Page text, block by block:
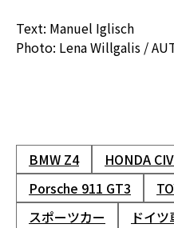
Text: Manuel Iglisch
Photo: Lena Willgalis /
BMW Z4 HONDA
Porsche 911 GT3
スポーツカー
ドイツ